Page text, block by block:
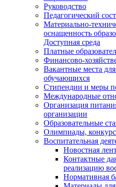
Руководство
Педагогический
Материально-
оснащенность
Доступная среда
Платные
Финансово-
Вакантные места
обучающихся
Стипендии и меры
Международные
Организация
организации
Образовательные
Олимпиады,
Воспитательная
Новостная
Контактные
реализацию
Нормативная